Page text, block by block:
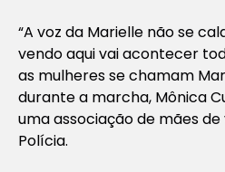
“A voz da Marielle não se
vendo aqui vai acontecer
as mulheres se chamam
durante a marcha, Mônica
uma associação de mães
Polícia.